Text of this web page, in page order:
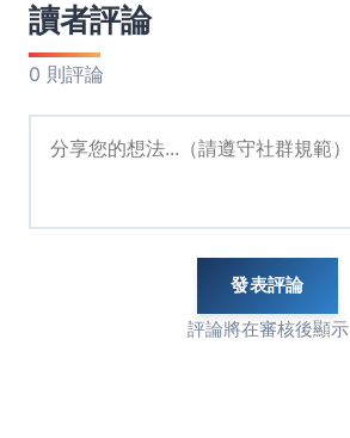
讀者評論
0 則評論
發表評論
評論將在審核後顯示